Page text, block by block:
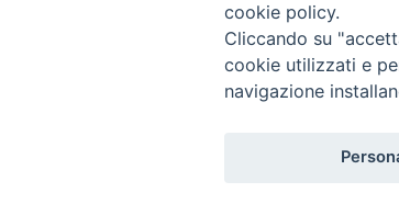
Copyright © 2019 - Tutti i diritti
cookie policy.
Cliccando su
cookie utilizzati e
navigazione